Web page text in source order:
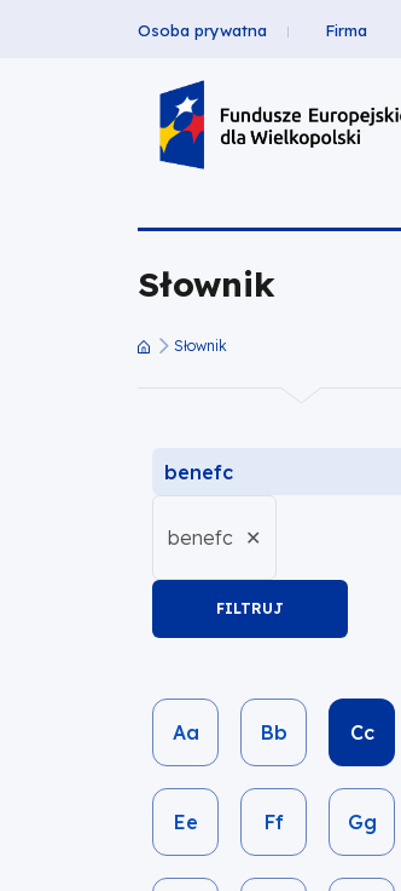
Fundusze
Europejskie
Wielkopolski
Header
Top
Osoba prywatna Firma
Słownik
Słownik
Tytuł
Aktywne
filtry
benefc
Aa Bb Cc
Ee Ff Gg